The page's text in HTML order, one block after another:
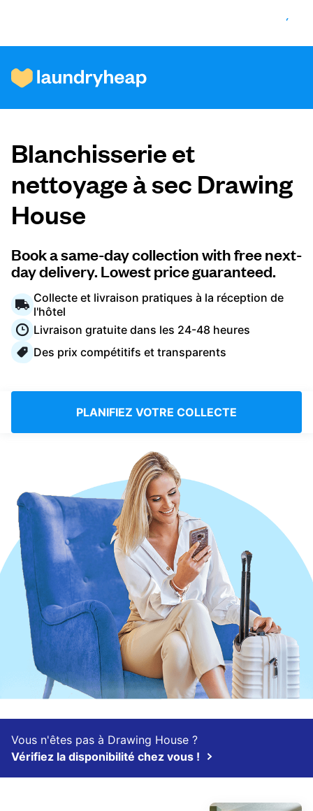
Comment ça fonctionne
Prix et services
À propos de nous
Pour les entreprises
Connectez-vous
France FR
Blanchisserie et
nettoyage à sec Drawing
House
Book a same-day collection with free next-
day delivery. Lowest price guaranteed.
Collecte et livraison pratiques à la réception de
l'hôtel
Livraison gratuite dans les 24-48 heures
Des prix compétitifs et transparents
PLANIFIEZ VOTRE COLLECTE
Vous n'êtes pas à Drawing House ?
Vérifiez la disponibilité chez vous !